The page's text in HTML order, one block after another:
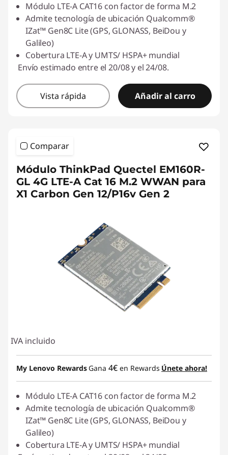
Módulo LTE-A CAT16 con factor de forma M.2
Admite tecnología de ubicación Qualcomm®
IZat™ Gen8C Lite (GPS, GLONASS, BeiDou y
Galileo)
Cobertura LTE-A y UMTS/ HSPA+ mundial
Envío estimado entre el 20/08 y el 24/08.
Vista rápida Añadir al carro
Comparar
Módulo ThinkPad Quectel EM160R-
GL 4G LTE-A Cat 16 M.2 WWAN para
X1 Carbon Gen 12/P16v Gen 2
IVA incluido
My Lenovo Rewards Gana 4€ en Rewards Únete ahora!
Módulo LTE-A CAT16 con factor de forma M.2
Admite tecnología de ubicación Qualcomm®
IZat™ Gen8C Lite (GPS, GLONASS, BeiDou y
Galileo)
Cobertura LTE-A y UMTS/ HSPA+ mundial